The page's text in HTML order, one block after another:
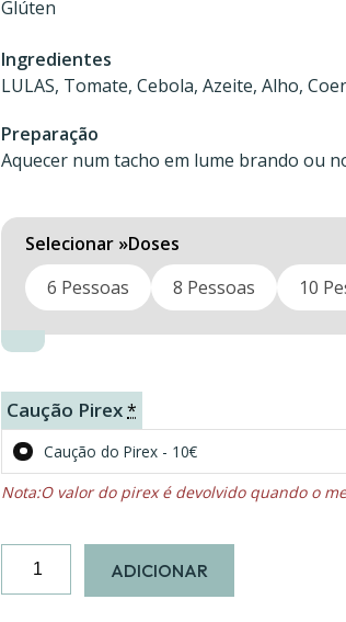
through
84,90 €
Ingredientes
LULAS, Tomate, Cebola, Azeite, Alho,
Preparação
Aquecer num tacho em lume brando ou
Doses
6 Pessoas
8 Pessoas 10
Caução Pirex*
Caução do Pirex - 10€
O valor do pirex é devolvido quando o
Quantidade
ADICIONAR